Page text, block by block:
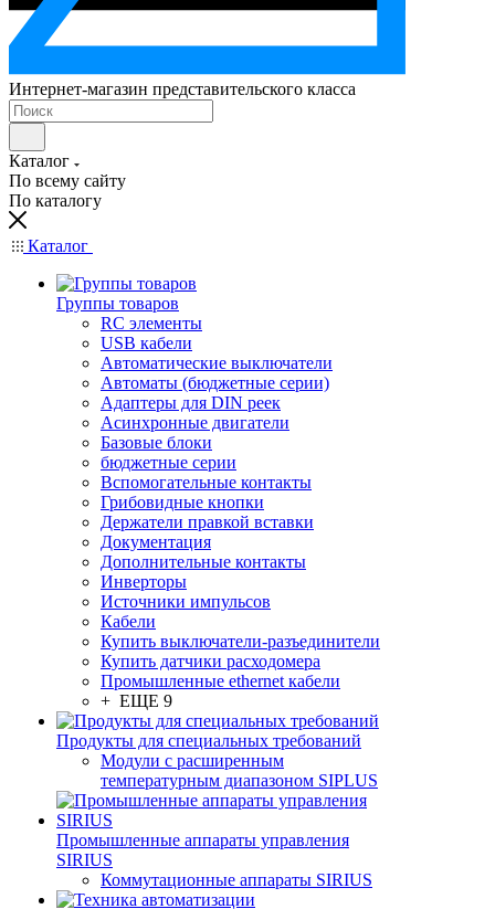
Интернет-магазин представительского класса
Каталог
По всему сайту
По каталогу
Каталог
Группы товаров
RC элементы
USB кабели
Автоматические выключатели
Автоматы (бюджетные серии)
Адаптеры для DIN реек
Асинхронные двигатели
Базовые блоки
бюджетные серии
Вспомогательные контакты
Грибовидные кнопки
Держатели правкой вставки
Документация
Дополнительные контакты
Инверторы
Источники импульсов
Кабели
Купить выключатели-разъединители
Купить датчики расходомера
Промышленные ethernet кабели
+ ЕЩЕ 9
Продукты для специальных требований
Модули с расширенным
температурным диапазоном SIPLUS
Промышленные аппараты управления
SIRIUS
Коммутационные аппараты SIRIUS